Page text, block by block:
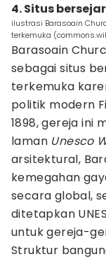
4. Situs
ilustrasi Barasoain
terkemuka
Barasoain
sebagai situs
terkemuka
politik modern
1898, gereja ini
laman Unesco
arsitektural,
kemegahan
secara global,
ditetapkan
untuk gereja-
Struktur